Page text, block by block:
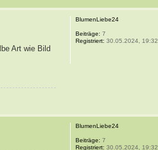
Art wie Bild
BlumenLiebe24
Beiträge: 7
Registriert: 30.05.2024, 19:32
BlumenLiebe24
Beiträge: 7
Registriert: 30.05.2024, 19:32